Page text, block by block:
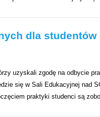
dla studentów
uzyskali zgodę na odbycie
się w Sali Edukacyjnej nad
praktyki studenci są